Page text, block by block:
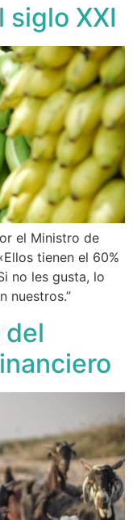
siglo XXI
el Ministro de
tienen el 60%
no les gusta, lo
nuestros.”